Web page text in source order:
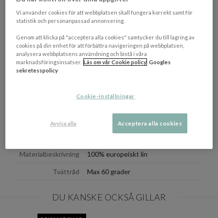
OM VARUMÄRKET
Tillverkningsland Litauen
Materialbeskrivning 100% europeiskt lin
Tvättråd Max 60 grader
DU KANSKE OCKSÅ GILLAR
Vi använder cookies för att webbplatsen skall fungera korrekt samt för
statistik och personanpassad annonsering.
Genom att klicka på "acceptera alla cookies" samtycker du till lagring av
cookies på din enhet för att förbättra navigeringen på webbplatsen,
analysera webbplatsens användning och bistå i våra
marknadsföringsinsatser. Läs om vår Cookie policy Googles
sekretesspolicy
Cookie-inställningar
Avvisa alla Acceptera alla cookies